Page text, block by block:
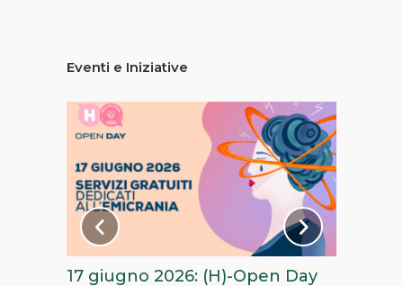
Eventi e Iniziative
17 giugno 2026: (H)-Open Day